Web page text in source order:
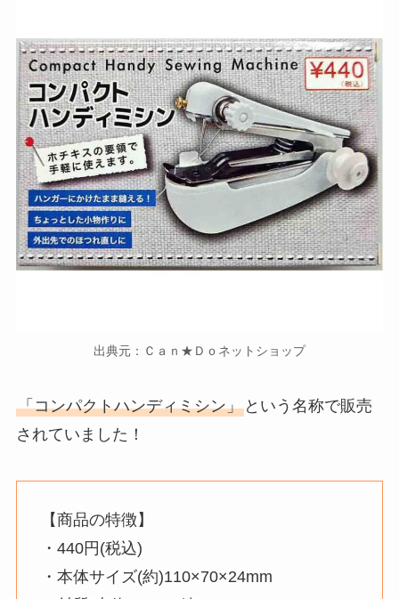
出典元：Ｃａｎ★Ｄｏネットショップ
「コンパクトハンディミシン」という名称で販売
されていました！
【商品の特徴】
・440円(税込)
・本体サイズ(約)110×70×24mm